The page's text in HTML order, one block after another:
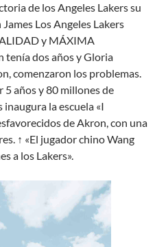
de los Angeles Lakers su
Los Angeles Lakers
y MÁXIMA
dos años y Gloria
comenzaron los problemas.
años y 80 millones de
inaugura la escuela «I
de Akron, con una
↑ «El jugador chino Wang
a los Lakers».